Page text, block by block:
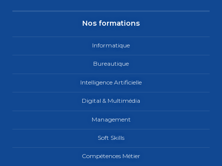
Nos formations
Informatique
Bureautique
Intelligence Artificielle
Digital & Multimédia
Management
Soft Skills
Compétences Métier